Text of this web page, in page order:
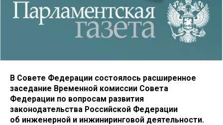
В Совете Федерации состоялось расширенное
заседание Временной комиссии Совета
Федерации по вопросам развития
законодательства Российской Федерации
об инженерной и инжиниринговой деятельности.